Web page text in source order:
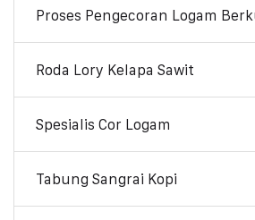
Proses Pengecoran Logam
Roda Lory Kelapa Sawit
Spesialis Cor Logam
Tabung Sangrai Kopi